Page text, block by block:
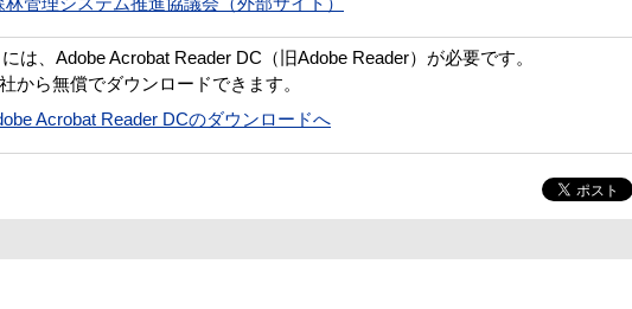
は、Adobe Acrobat Reader DC（旧Adobe Reader）が必要です。
から無償でダウンロードできます。
Acrobat Reader DCのダウンロードへ